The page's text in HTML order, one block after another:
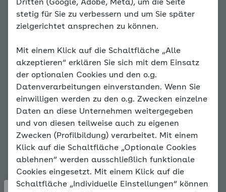
Fettstoffwechselstörungen
HDL-Cholesterin –
günstig für die
Gefäße
Diese Fett-Eiweiß-Verbindung bringt
das Cholesterin von den
Körperzellen in die Leber, wo es
abgebaut wird. Das HDL kann auch
überschüssiges Cholesterin, das
Dritten (Google, Adobe, Meta), um die Seite
stetig für Sie zu verbessern und um Sie später
zielgerichtet ansprechen zu können.
Mit einem Klick auf die Schaltfläche „Alle
akzeptieren“ erklären Sie sich mit dem Einsatz
der optionalen Cookies und den o.g.
Datenverarbeitungen einverstanden. Wenn Sie
einwilligen werden zu den o.g. Zwecken einzelne
Daten an diese Unternehmen weitergegeben
und von diesen teilweise auch zu eigenen
Zwecken (Profilbildung) verarbeitet. Mit einem
Klick auf die Schaltfläche „Optionale Cookies
ablehnen“ werden ausschließlich funktionale
Cookies eingesetzt. Mit einem Klick auf die
Schaltfläche „Individuelle Einstellungen“ können